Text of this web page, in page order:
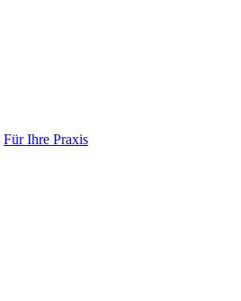
Für Ihre Praxis